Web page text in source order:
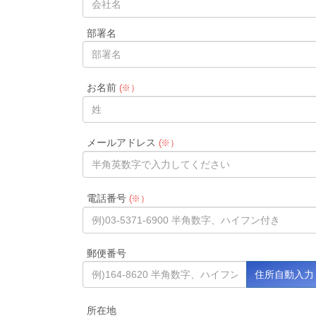
部署名
お名前(※）
メールアドレス (※）
電話番号(※）
郵便番号
所在地